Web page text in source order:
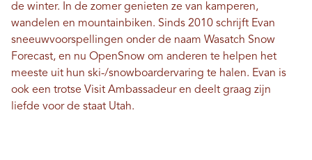
de winter. In de zomer genieten ze van kamperen,
wandelen en mountainbiken. Sinds 2010 schrijft Evan
sneeuwvoorspellingen onder de naam Wasatch Snow
Forecast, en nu OpenSnow om anderen te helpen het
meeste uit hun ski-/snowboardervaring te halen. Evan is
ook een trotse Visit Ambassadeur en deelt graag zijn
liefde voor de staat Utah.